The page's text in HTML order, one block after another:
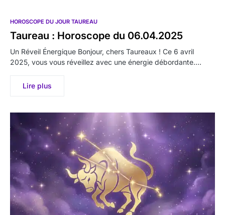
HOROSCOPE DU JOUR TAUREAU
Taureau : Horoscope du 06.04.2025
Un Réveil Énergique Bonjour, chers Taureaux ! Ce 6 avril
2025, vous vous réveillez avec une énergie débordante.…
Lire plus